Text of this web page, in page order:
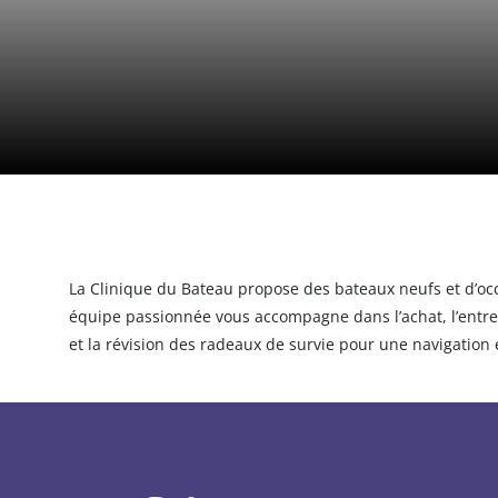
La Clinique du Bateau propose des bateaux neufs et
équipe passionnée vous accompagne dans l’achat,
et la révision des radeaux de survie pour une navigation